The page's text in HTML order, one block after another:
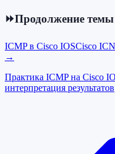
⏩Продолжение темы
ICMP в Cisco IOSCisco
→
Практика ICMP на Cisco
интерпретация результатов